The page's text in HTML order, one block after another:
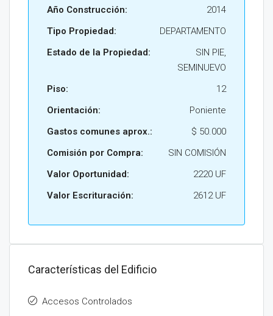
Año Construcción:
2014
Tipo Propiedad:
DEPARTAMENTO
Estado de la Propiedad:
SIN PIE,
SEMINUEVO
Piso:
12
Orientación:
Poniente
Gastos comunes aprox.:
$ 50.000
Comisión por Compra:
SIN COMISIÓN
Valor Oportunidad:
2220 UF
Valor Escrituración:
2612 UF
Características del Edificio
Accesos Controlados